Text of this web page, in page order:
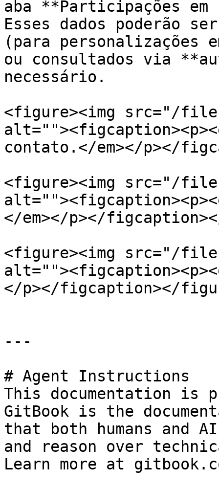
aba **Participações
Esses dados poderão
(para personalizações
ou consultados via
necessário.
<figure><img src="/files/
contato.</em></p></
<figure><img src="/files/
</em></p></
<figure><img src="/
</p></figcaption></
---
# Agent Instructions
This documentation is
GitBook is the
that both humans and
and reason over
Learn more at